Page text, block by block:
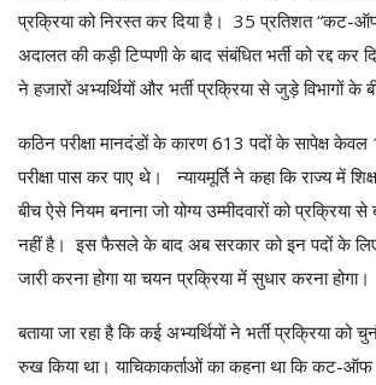
प्रक्रिया को निरस्त कर दिया है। 35 प्रतिशत “कट-
अदालत की कड़ी टिप्पणी के बाद संबंधित भर्ती को रद्द
ने हजारों अभ्यर्थियों और भर्ती प्रक्रिया से जुड़े विभागों के
कठिन परीक्षा मानदंडों के कारण 613 पदों के सापेक्ष केवल
परीक्षा पास कर पाए थे। न्यायमूर्ति ने कहा कि राज्य में
बीच ऐसे नियम बनाना जो योग्य उम्मीदवारों को प्रक्रिया
नहीं है। इस फैसले के बाद अब सरकार को इन पदों के लिए
जारी करना होगा या चयन प्रक्रिया में सुधार करना होगा।
बताया जा रहा है कि कई अभ्यर्थियों ने भर्ती प्रक्रिया को
रुख किया था। याचिकाकर्ताओं का कहना था कि कट-